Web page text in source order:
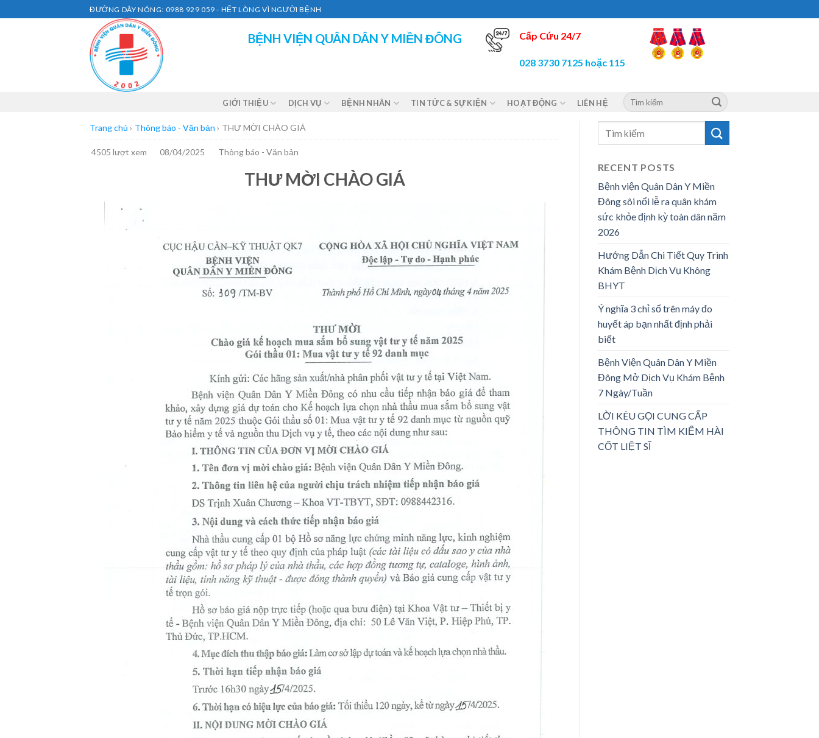
to
ĐƯỜNG DÂY NÓNG: 0988 929 059 - HẾT LÒNG VÌ NGƯỜI BỆNH
BỆNH VIỆN QUÂN DÂN Y MIỀN ĐÔNG Cấp Cứu 24/7
028 3730 7125 hoặc 115
GIỚI THIỆU DỊCH VỤ BỆNH NHÂN TIN TỨC & SỰ KIỆN HOẠT ĐỘNG LIÊN HỆ
Trang chủ › Thông báo - Văn bản › THƯ MỜI CHÀO GIÁ
4505 lượt xem 08/04/2025 Thông báo - Văn bản
THƯ MỜI CHÀO GIÁ
RECENT POSTS
Bệnh viện Quân Dân Y Miền
Đông sôi nổi lễ ra quân khám
sức khỏe định kỳ toàn dân năm
2026
Hướng Dẫn Chi Tiết Quy Trình
Khám Bệnh Dịch Vụ Không
BHYT
Ý nghĩa 3 chỉ số trên máy đo
huyết áp bạn nhất định phải
biết
Bệnh Viện Quân Dân Y Miền
Đông Mở Dịch Vụ Khám Bệnh
7 Ngày/Tuần
LỜI KÊU GỌI CUNG CẤP
THÔNG TIN TÌM KIẾM HÀI
CỐT LIỆT SĨ